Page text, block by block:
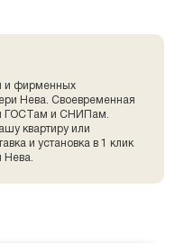
и фирменных
Нева. Своевременная
ГОСТам и СНИПам.
квартиру или
и установка в 1 клик
Нева.